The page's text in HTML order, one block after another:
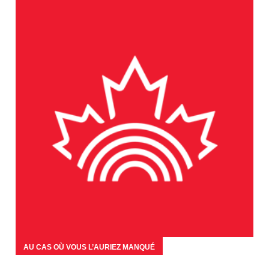
AU CAS OÙ VOUS L’AURIEZ MANQUÉ